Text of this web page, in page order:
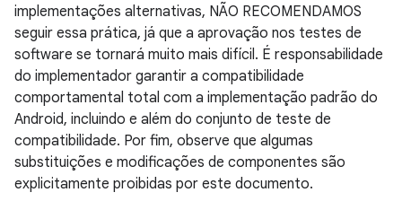
implementações alternativas, NÃO RECOMENDAMOS
seguir essa prática, já que a aprovação nos testes de
software se tornará muito mais difícil. É responsabilidade
do implementador garantir a compatibilidade
comportamental total com a implementação padrão do
Android, incluindo e além do conjunto de teste de
compatibilidade. Por fim, observe que algumas
substituições e modificações de componentes são
explicitamente proibidas por este documento.